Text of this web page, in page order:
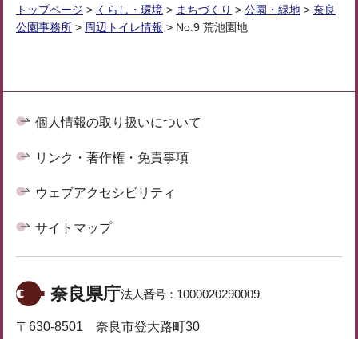
トップページ > くらし・環境 > まちづくり > 公園・緑地 > 奈良
公園事務所 > 周辺トイレ情報 > No.9 荒池園地
個人情報の取り扱いについて
リンク・著作権・免責事項
ウェブアクセシビリティ
サイトマップ
奈良県庁法人番号： 1000020290009
〒630-8501 奈良市登大路町30